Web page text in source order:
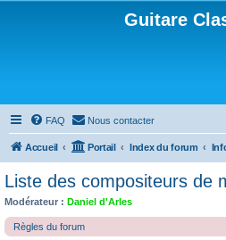
Guitare
FAQ Nous contacter
Accueil Portail Index du forum
Liste des compositeurs de
Modérateur : Daniel d'Arles
Règles du forum